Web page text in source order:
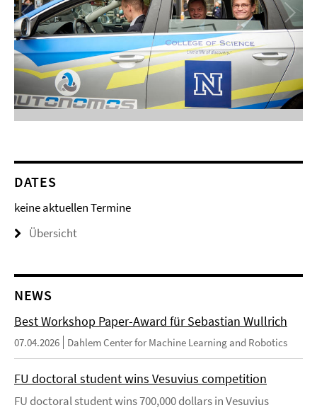
DATES
keine aktuellen Termine
Übersicht
NEWS
Best Workshop Paper-Award für Sebastian Wullrich
07.04.2026 Dahlem Center for Machine Learning and Robotics
FU doctoral student wins Vesuvius competition
FU doctoral student wins 700,000 dollars in Vesuvius